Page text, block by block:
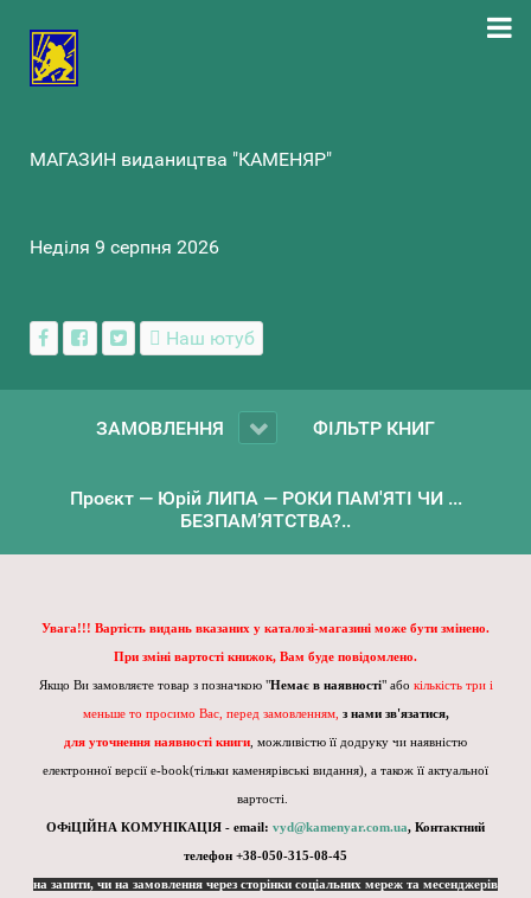
МАГАЗИН видаництва "КАМЕНЯР"
Неділя 9 серпня 2026
Наш ютуб
ЗАМОВЛЕННЯ ФІЛЬТР КНИГ
Проєкт — Юрій ЛИПА — РОКИ ПАМ'ЯТІ ЧИ ...
БЕЗПАМ’ЯТСТВА?..
Увага!!! Вартість видань вказаних у каталозі-магазині може бути змінено.
При зміні вартості книжок, Вам буде повідомлено.
Якщо Ви замовляєте товар з позначкою "Немає в наявності" або кількість три і
меньше то просимо Вас, перед замовленням, з нами зв'язатися,
для уточнення наявності книги , можливістю її додруку чи наявністю
електронної версії e-book(тільки каменярівські видання), а також її актуальної
вартості.
ОФіЦІЙНА КОМУНІКАЦІЯ - email: vyd@kamenyar.com.ua, Контактний
телефон +38-050-315-08-45
на запити, чи на замовлення через сторінки соціальних мереж та месенджерів